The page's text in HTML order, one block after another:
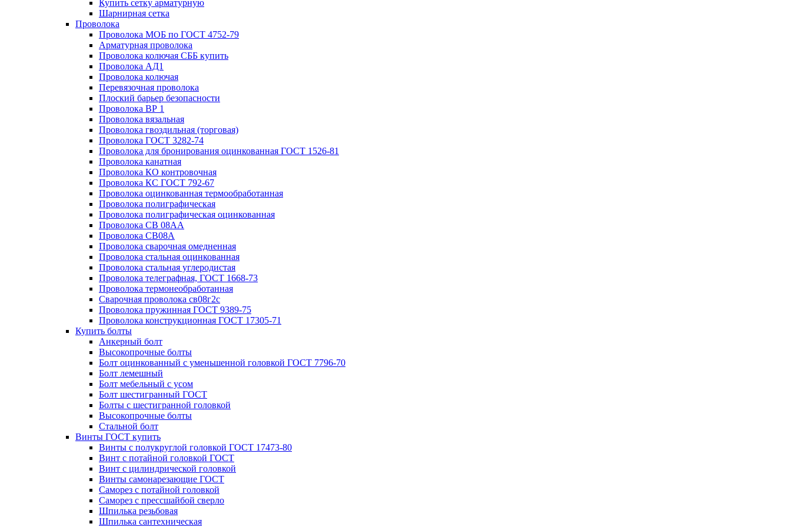
Купить сетку арматурную
Шарнирная сетка
Проволока
Проволока МОБ по ГОСТ 4752-79
Арматурная проволока
Проволока колючая СББ купить
Проволока АД1
Проволока колючая
Перевязочная проволока
Плоский барьер безопасности
Проволока ВР 1
Проволока вязальная
Проволока гвоздильная (торговая)
Проволока ГОСТ 3282-74
Проволока для бронирования оцинкованная ГОСТ 1526-81
Проволока канатная
Проволока КО контровочная
Проволока КС ГОСТ 792-67
Проволока оцинкованная термообработанная
Проволока полиграфическая
Проволока полиграфическая оцинкованная
Проволока СВ 08АА
Проволока СВ08А
Проволока сварочная омедненная
Проволока стальная оцинкованная
Проволока стальная углеродистая
Проволока телеграфная, ГОСТ 1668-73
Проволока термонеобработанная
Сварочная проволока св08г2с
Проволока пружинная ГОСТ 9389-75
Проволока конструкционная ГОСТ 17305-71
Купить болты
Анкерный болт
Высокопрочные болты
Болт оцинкованный с уменьшенной головкой ГОСТ 7796-70
Болт лемешный
Болт мебельный с усом
Болт шестигранный ГОСТ
Болты с шестигранной головкой
Высокопрочные болты
Стальной болт
Винты ГОСТ купить
Винты с полукруглой головкой ГОСТ 17473-80
Винт с потайной головкой ГОСТ
Винт с цилиндрической головкой
Винты самонарезающие ГОСТ
Саморез с потайной головкой
Саморез с прессшайбой сверло
Шпилька резьбовая
Шпилька сантехническая